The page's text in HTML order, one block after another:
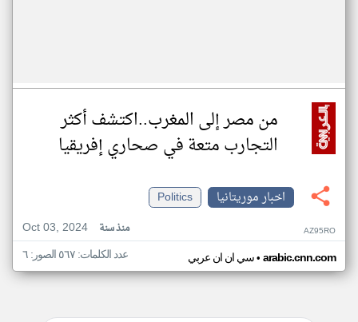
من مصر إلى المغرب..اكتشف أكثر
التجارب متعة في صحاري إفريقيا
اخبار موريتانيا
Politics
Oct 03, 2024
منذ سنة AZ95RO
سي ان ان عربي• arabic.cnn.com عدد الكلمات: ٥٦٧ الصور: ٦